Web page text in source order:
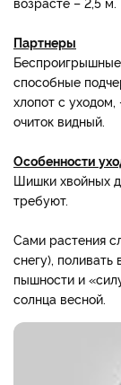
Партнеры
способные
хлопот с уходом,
очиток видный.
Особенности
Шишки хвойных
требуют.
Сами растения
снегу),
пышности и
солнца весной.